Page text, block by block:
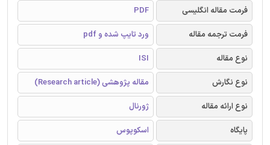
فرمت مقاله انگلیسی
PDF
فرمت ترجمه مقاله
ورد تایپ شده و pdf
نوع مقاله
ISI
نوع نگارش
مقاله پژوهشی (Research article)
نوع ارائه مقاله
ژورنال
پایگاه
اسکوپوس